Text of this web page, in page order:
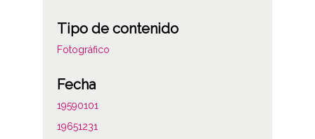
Tipo de contenido
Fotográfico
Fecha
19590101
19651231